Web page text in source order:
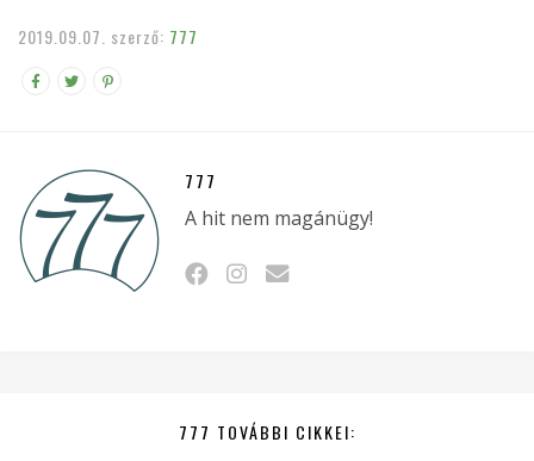
2019.09.07. szerző: 777
777
A hit nem magánügy!
777 TOVÁBBI CIKKEI: